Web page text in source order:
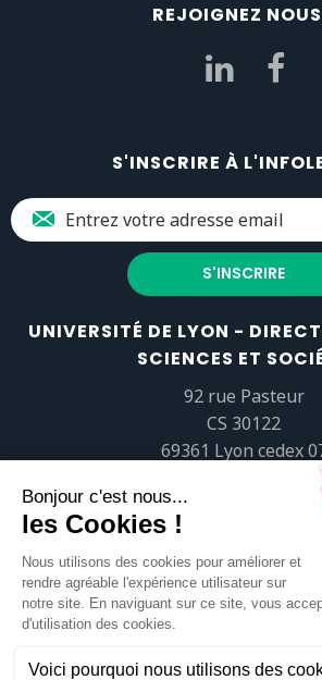
REJOIGNEZ
S'INSCRIRE À
UNIVERSITÉ DE LYON -
SCIENCES ET
92 rue Pasteur
CS 30122
69361 Lyon cedex
Tél.+33 (0)4 37 37